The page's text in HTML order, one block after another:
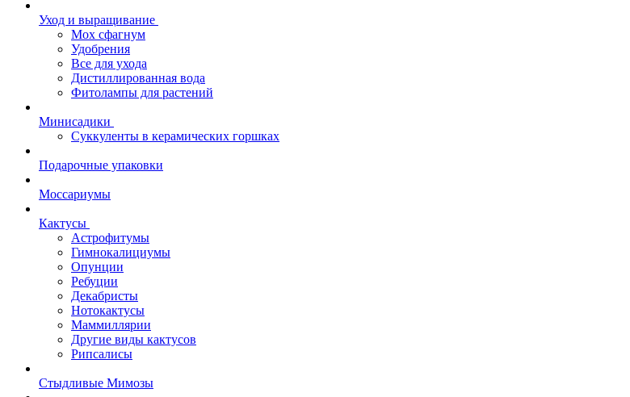
Уход и выращивание
Мох сфагнум
Удобрения
Все для ухода
Дистиллированная вода
Фитолампы для растений
Минисадики
Суккуленты в керамических горшках
Подарочные упаковки
Моссариумы
Кактусы
Астрофитумы
Гимнокалициумы
Опунции
Ребуции
Декабристы
Нотокактусы
Маммиллярии
Другие виды кактусов
Рипсалисы
Стыдливые Мимозы